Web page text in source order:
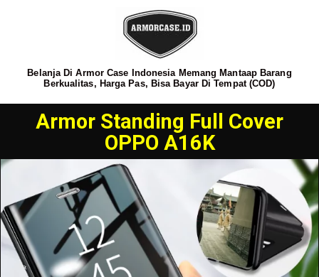
Belanja Di Armor Case Indonesia Memang Mantaap Barang
Berkualitas, Harga Pas, Bisa Bayar Di Tempat (COD)
Armor Standing Full Cover
OPPO A16K